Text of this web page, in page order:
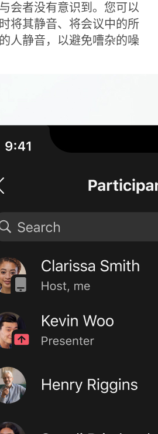
会者没有意识到。您可以
将其静音、将会议中的所
人静音，以避免嘈杂的噪